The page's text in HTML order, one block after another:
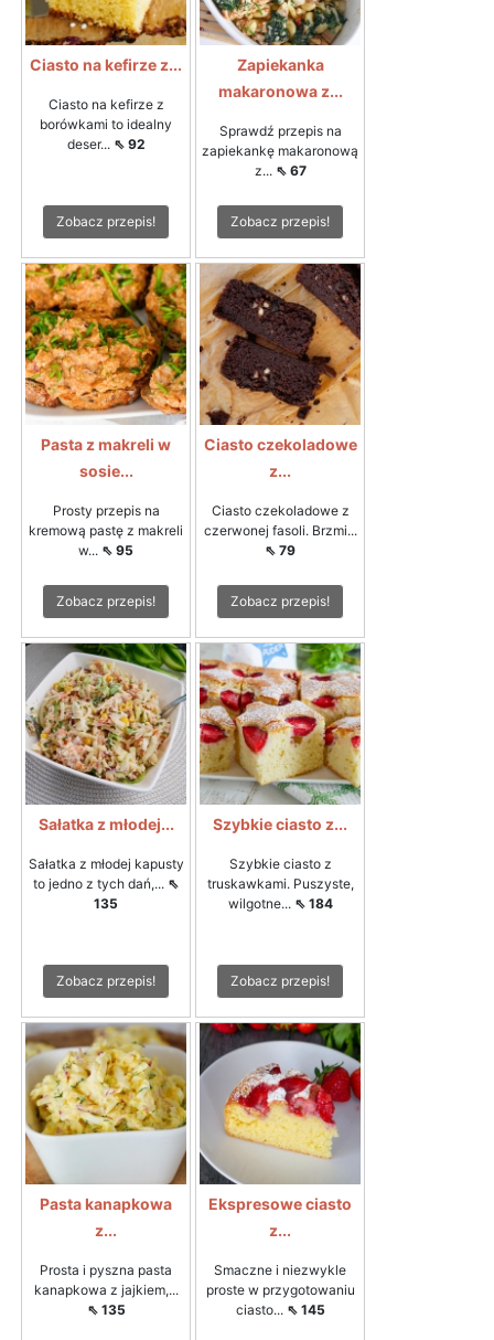
Ciasto na kefirze z...
Ciasto na kefirze z
borówkami to idealny
deser... ⇖ 92
Zobacz przepis!
Zapiekanka
makaronowa z...
Sprawdź przepis na
zapiekankę makaronową
z... ⇖ 67
Zobacz przepis!
Pasta z makreli w
sosie...
Prosty przepis na
kremową pastę z makreli
w... ⇖ 95
Zobacz przepis!
Ciasto czekoladowe
z...
Ciasto czekoladowe z
czerwonej fasoli. Brzmi...
⇖ 79
Zobacz przepis!
Sałatka z młodej...
Sałatka z młodej kapusty
to jedno z tych dań,... ⇖
135
Zobacz przepis!
Szybkie ciasto z...
Szybkie ciasto z
truskawkami. Puszyste,
wilgotne... ⇖ 184
Zobacz przepis!
Pasta kanapkowa
z...
Prosta i pyszna pasta
kanapkowa z jajkiem,...
⇖ 135
Ekspresowe ciasto
z...
Smaczne i niezwykle
proste w przygotowaniu
ciasto... ⇖ 145